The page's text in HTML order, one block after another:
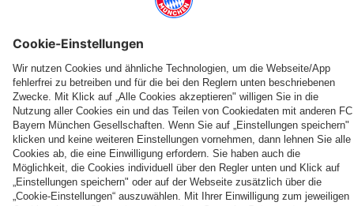
DAS KÖNNTE DICH INTERESSIEREN
UNSERE MASKOTTCHEN
Berni,
Mia
und
ALLIANZ ARENA
FC
Bayern
KIDS
EVENTANMELDUNG
KIDS
CLUB-
Fußballcamps
MYFCBAYERN
Entdecke
deinen
persönlichen